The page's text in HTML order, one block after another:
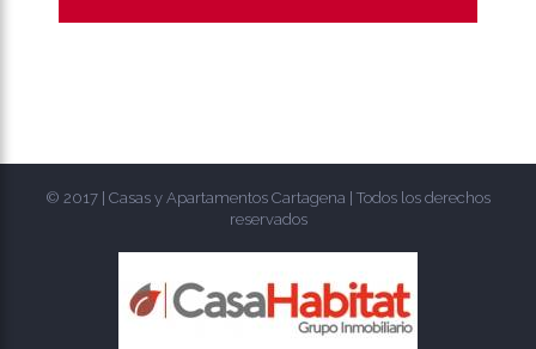
© 2017 | Casas y Apartamentos Cartagena | Todos los derechos
reservados